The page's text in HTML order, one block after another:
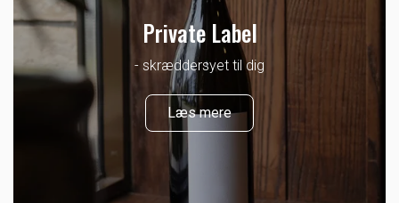
Private Label
- skræddersyet til dig
Læs mere